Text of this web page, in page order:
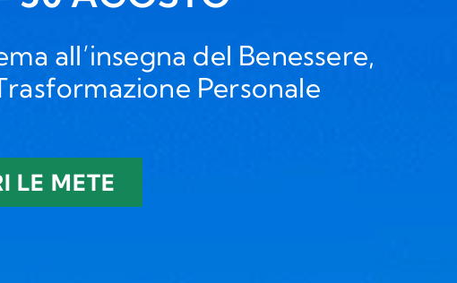
all’insegna del Benessere,
Personale
LE METE